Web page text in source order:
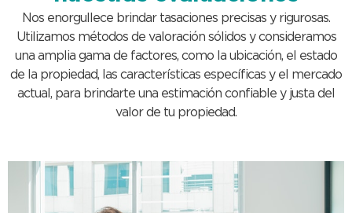
Nos enorgullece brindar tasaciones precisas y rigurosas.
Utilizamos métodos de valoración sólidos y consideramos
una amplia gama de factores, como la ubicación, el estado
de la propiedad, las características específicas y el mercado
actual, para brindarte una estimación confiable y justa del
valor de tu propiedad.